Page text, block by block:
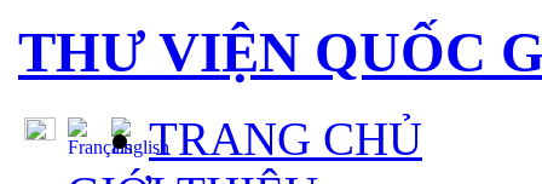
THƯ VIỆN QUỐC
TRANG CHỦ